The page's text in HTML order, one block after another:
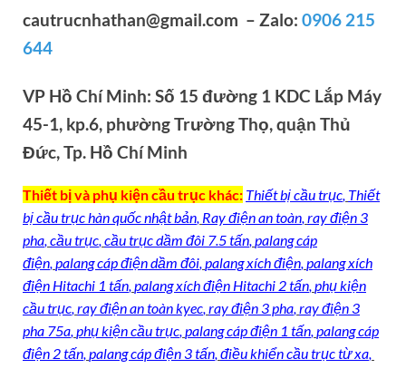
cautrucnhathan@gmail.com – Zalo: 0906 215
644
VP Hồ Chí Minh: Số 15 đường 1 KDC Lắp Máy
45-1, kp.6, phường Trường Thọ, quận Thủ
Đức, Tp. Hồ Chí Minh
Thiết bị và phụ kiện cầu trục khác: Thiết bị cầu trục, Thiết
bị cầu trục hàn quốc nhật bản, Ray điện an toàn,ray điện 3
pha,cầu trục,cầu trục dầm đôi 7.5 tấn,palang cáp
điện,palang cáp điện dầm đôi,palang xích điện,palang xích
điện Hitachi 1 tấn,palang xích điện Hitachi 2 tấn,phụ kiện
cầu trục,ray điện an toàn kyec,ray điện 3 pha,ray điện 3
pha 75a,phụ kiện cầu trục,palang cáp điện 1 tấn,palang cáp
điện 2 tấn,palang cáp điện 3 tấn,điều khiển cầu trục từ xa,